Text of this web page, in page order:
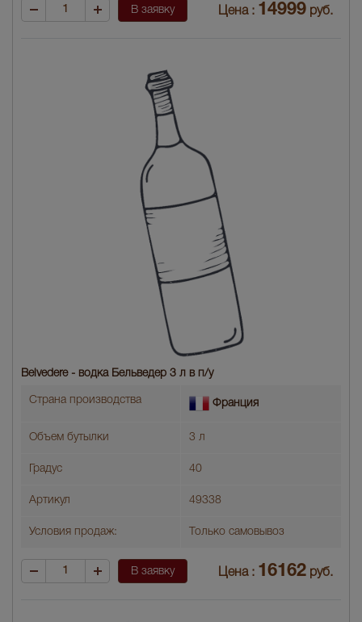
В заявку Цена : 14999 руб.
Belvedere - водка Бельведер 3 л в п/у
Страна производства Франция
Объем бутылки 3 л
Градус 40
Артикул 49338
Условия продаж: Только самовывоз
В заявку Цена : 16162 руб.